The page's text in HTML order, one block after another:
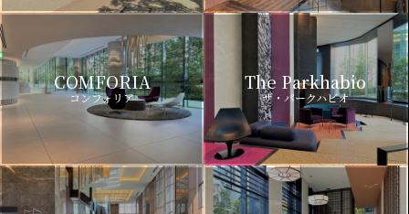
COMFORIA
コンフォリア
The Parkhabio
ザ・パークハビオ